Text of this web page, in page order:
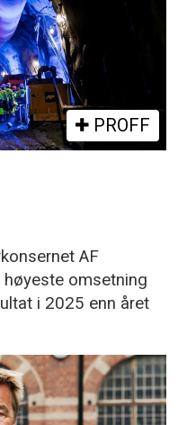
PROFF
AF
omsetning
i 2025 enn året